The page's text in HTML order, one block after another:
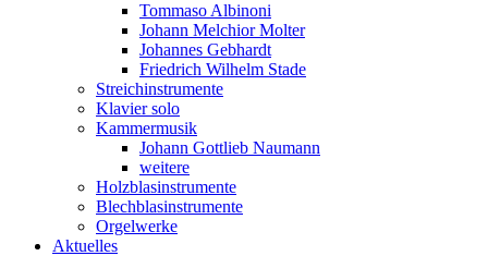
Tommaso Albinoni
Johann Melchior Molter
Johannes Gebhardt
Friedrich Wilhelm Stade
Streichinstrumente
Klavier solo
Kammermusik
Johann Gottlieb Naumann
weitere
Holzblasinstrumente
Blechblasinstrumente
Orgelwerke
Aktuelles